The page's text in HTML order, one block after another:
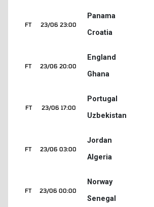
23/06 23:00
FT
Panama
Croatia
23/06 20:00
FT
England
Ghana
23/06 17:00
FT
Portugal
Uzbekistan
23/06 03:00
FT
Jordan
Algeria
23/06 00:00
FT
Norway
Senegal